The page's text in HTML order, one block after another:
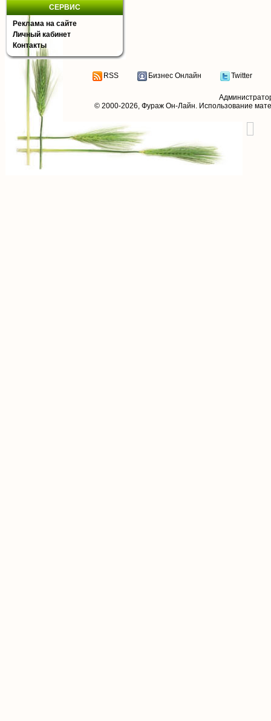
СЕРВИС
Реклама на сайте
Личный кабинет
Контакты
RSS Бизнес Онлайн Twitter
© 2000-2026, Фураж Он-Лайн. Использование